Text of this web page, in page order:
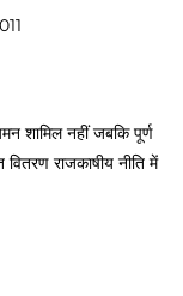
शामिल नहीं जबकि पूर्ण
राजकाषीय नीति में